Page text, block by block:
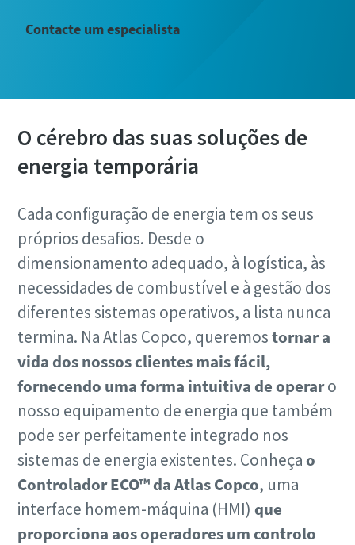
Contacte um especialista
O cérebro das suas soluções de
energia temporária
Cada configuração de energia tem os seus
próprios desafios. Desde o
dimensionamento adequado, à logística, às
necessidades de combustível e à gestão dos
diferentes sistemas operativos, a lista nunca
termina. Na Atlas Copco, queremostornar a
vida dos nossos clientes mais fácil,
fornecendo uma forma intuitiva de operaro
nosso equipamento de energia que também
pode ser perfeitamente integrado nos
sistemas de energia existentes. Conheçao
Controlador ECO™ da Atlas Copco, uma
interface homem-máquina (HMI) que
proporciona aos operadores um controlo